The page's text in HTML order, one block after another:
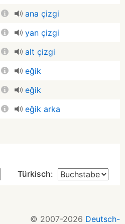
ana çizgi
yan çizgi
alt çizgi
eğik
eğik
eğik arka
Türkisch:
© 2007-2026 Deutsch-